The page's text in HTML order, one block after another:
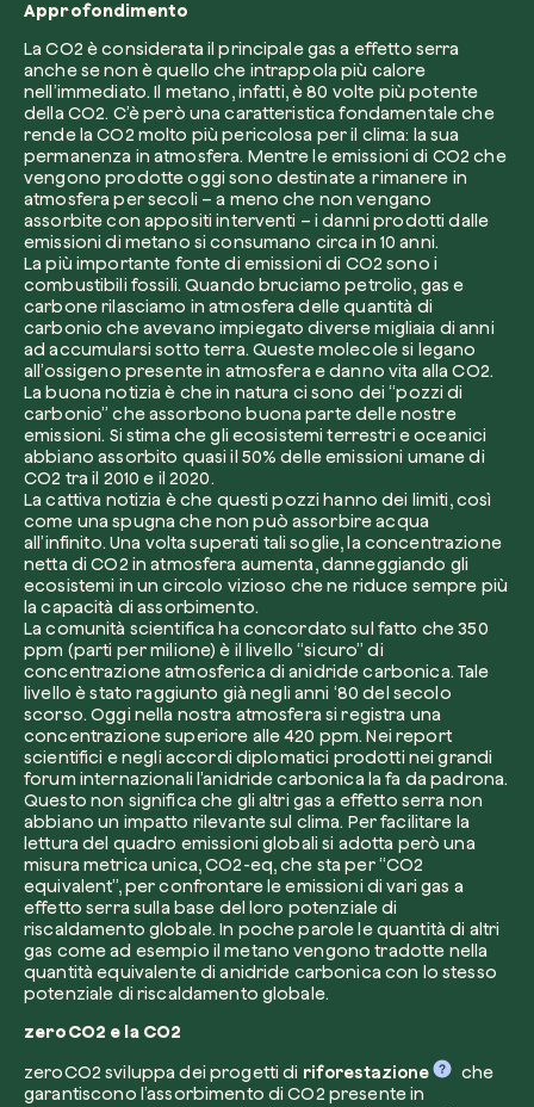
Approfondimento
La CO2 è considerata il principale gas a effetto serra
anche se non è quello che intrappola più calore
nell’immediato. Il metano, infatti, è 80 volte più potente
della CO2. C’è però una caratteristica fondamentale che
rende la CO2 molto più pericolosa per il clima: la sua
permanenza in atmosfera. Mentre le emissioni di CO2 che
vengono prodotte oggi sono destinate a rimanere in
atmosfera per secoli – a meno che non vengano
assorbite con appositi interventi – i danni prodotti dalle
emissioni di metano si consumano circa in 10 anni.
La più importante fonte di emissioni di CO2 sono i
combustibili fossili. Quando bruciamo petrolio, gas e
carbone rilasciamo in atmosfera delle quantità di
carbonio che avevano impiegato diverse migliaia di anni
ad accumularsi sotto terra. Queste molecole si legano
all’ossigeno presente in atmosfera e danno vita alla CO2.
La buona notizia è che in natura ci sono dei “pozzi di
carbonio” che assorbono buona parte delle nostre
emissioni. Si stima che gli ecosistemi terrestri e oceanici
abbiano assorbito quasi il 50% delle emissioni umane di
CO2 tra il 2010 e il 2020.
La cattiva notizia è che questi pozzi hanno dei limiti, così
come una spugna che non può assorbire acqua
all’infinito. Una volta superati tali soglie, la concentrazione
netta di CO2 in atmosfera aumenta, danneggiando gli
ecosistemi in un circolo vizioso che ne riduce sempre più
la capacità di assorbimento.
La comunità scientifica ha concordato sul fatto che 350
ppm (parti per milione) è il livello “sicuro” di
concentrazione atmosferica di anidride carbonica. Tale
livello è stato raggiunto già negli anni ‘80 del secolo
scorso. Oggi nella nostra atmosfera si registra una
concentrazione superiore alle 420 ppm. Nei report
scientifici e negli accordi diplomatici prodotti nei grandi
forum internazionali l’anidride carbonica la fa da padrona.
Questo non significa che gli altri gas a effetto serra non
abbiano un impatto rilevante sul clima. Per facilitare la
lettura del quadro emissioni globali si adotta però una
misura metrica unica, CO2-eq, che sta per “CO2
equivalent”, per confrontare le emissioni di vari gas a
effetto serra sulla base del loro potenziale di
riscaldamento globale. In poche parole le quantità di altri
gas come ad esempio il metano vengono tradotte nella
quantità equivalente di anidride carbonica con lo stesso
potenziale di riscaldamento globale.
zeroCO2 e la CO2
zeroCO2 sviluppa dei progetti di riforestazione
che
garantiscono l’assorbimento di CO2 presente in
Pianta un albero
Pianta, adotta o regala un albero. Scegli tra
specie.
Piantalo ora
Esplora la mappa
Guarda i tuoi alberi crescere dallo spazio
tecnologia satellitare.
Inizia a esplorare
Come ci hai conosciuto
Voglio ricevere comunicazioni e
da zeroCO2
Accetto l’informativa sullaPrivacy
Non compilare questo campo
Invia richiesta
Farti un giro sul nostro magazine